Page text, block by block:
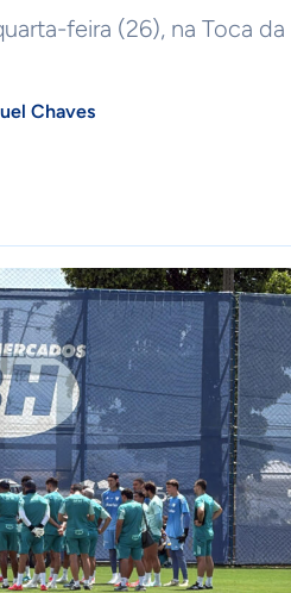
feira (26), na Toca da
Chaves